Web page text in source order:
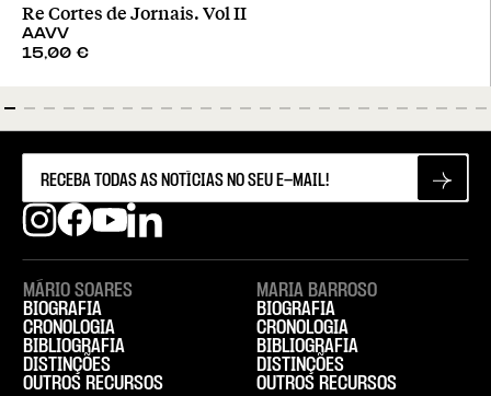
Re Cortes de Jornais. Vol II
AAVV
15,00 €
MÁRIO SOARES
BIOGRAFIA
CRONOLOGIA
BIBLIOGRAFIA
DISTINÇÕES
OUTROS RECURSOS
MARIA BARROSO
BIOGRAFIA
CRONOLOGIA
BIBLIOGRAFIA
DISTINÇÕES
OUTROS RECURSOS